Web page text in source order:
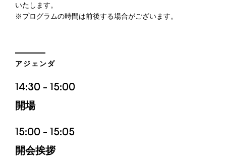
いたします。
※プログラムの時間は前後する場合がございます。
アジェンダ
14:30 – 15:00
開場
15:00 – 15:05
開会挨拶